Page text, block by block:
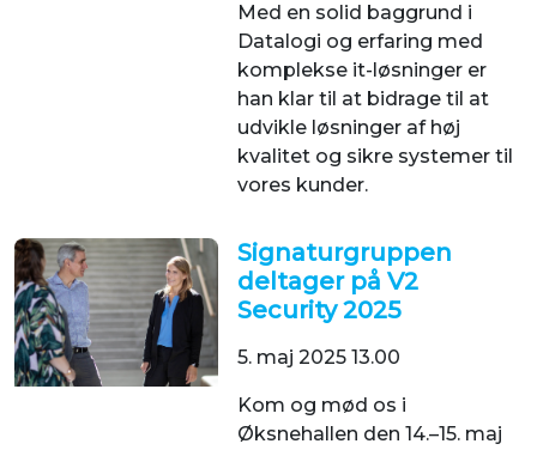
Med en solid baggrund i
Datalogi og erfaring med
komplekse it-løsninger er
han klar til at bidrage til at
udvikle løsninger af høj
kvalitet og sikre systemer til
vores kunder.
Signaturgruppen
deltager på V2
Security 2025
5. maj 2025 13.00
Kom og mød os i
Øksnehallen den 14.–15. maj